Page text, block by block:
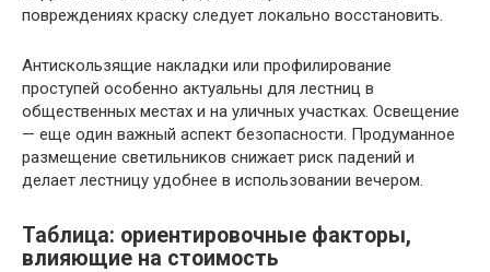
повреждениях краску следует локально восстановить.
Антискользящие накладки или профилирование
проступей особенно актуальны для лестниц в
общественных местах и на уличных участках. Освещение
— еще один важный аспект безопасности. Продуманное
размещение светильников снижает риск падений и
делает лестницу удобнее в использовании вечером.
Таблица: ориентировочные факторы,
влияющие на стоимость